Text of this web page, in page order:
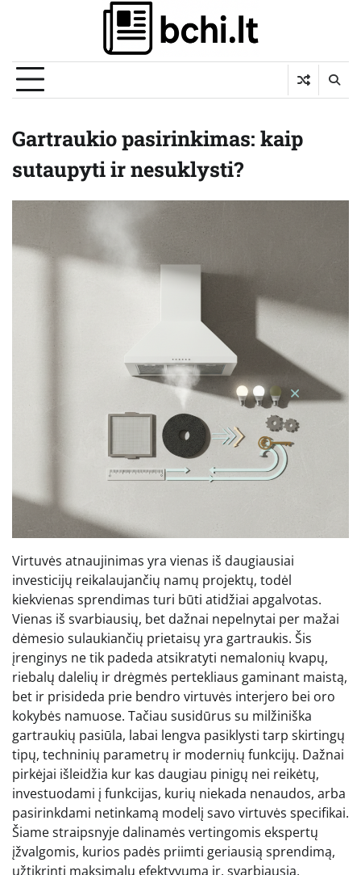
Gartraukio pasirinkimas: kaip
sutaupyti ir nesuklysti?
Virtuvės atnaujinimas yra vienas iš daugiausiai
investicijų reikalaujančių namų projektų, todėl
kiekvienas sprendimas turi būti atidžiai apgalvotas.
Vienas iš svarbiausių, bet dažnai nepelnytai per mažai
dėmesio sulaukiančių prietaisų yra gartraukis. Šis
įrenginys ne tik padeda atsikratyti nemalonių kvapų,
riebalų dalelių ir drėgmės pertekliaus gaminant maistą,
bet ir prisideda prie bendro virtuvės interjero bei oro
kokybės namuose. Tačiau susidūrus su milžiniška
gartraukių pasiūla, labai lengva pasiklysti tarp skirtingų
tipų, techninių parametrų ir modernių funkcijų. Dažnai
pirkėjai išleidžia kur kas daugiau pinigų nei reikėtų,
investuodami į funkcijas, kurių niekada nenaudos, arba
pasirinkdami netinkamą modelį savo virtuvės specifikai.
Šiame straipsnyje dalinamės vertingomis ekspertų
įžvalgomis, kurios padės priimti geriausią sprendimą,
užtikrinti maksimalų efektyvumą ir, svarbiausia,